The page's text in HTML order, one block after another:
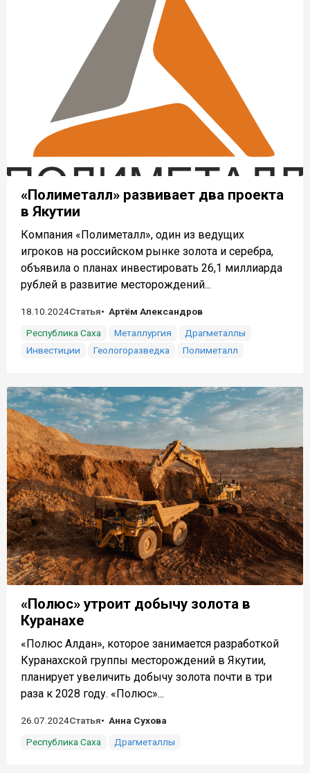
«Полиметалл» развивает два проекта
в Якутии
Компания «Полиметалл», один из ведущих
игроков на российском рынке золота и серебра,
объявила о планах инвестировать 26,1 миллиарда
рублей в развитие месторождений...
18.10.2024Статья
Артём Александров
Республика Саха
Металлургия
Драгметаллы
Инвестиции
Геологоразведка Полиметалл
«Полюс» утроит добычу золота в
Куранахе
«Полюс Алдан», которое занимается разработкой
Куранахской группы месторождений в Якутии,
планирует увеличить добычу золота почти в три
раза к 2028 году. «Полюс»...
26.07.2024Статья
Анна Сухова
Республика Саха
Драгметаллы